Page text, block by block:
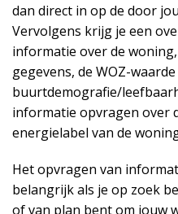
dan direct in op de door
Vervolgens krijg je een
informatie over de
gegevens, de WOZ-
buurtdemografie/
informatie opvragen over
energielabel van de
Het opvragen van
belangrijk als je op zoek
of van plan bent om jouw